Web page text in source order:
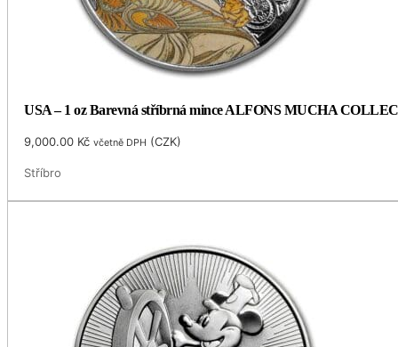
USA – 1 oz Barevná stříbrná mince ALFONS MUCHA
9,000.00 Kč včetně DPH (CZK)
Stříbro